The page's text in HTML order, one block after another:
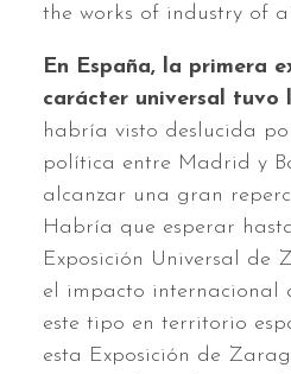
the works of industry of
En España, la primera
carácter universal tuvo
habría visto deslucida
política entre Madrid y
alcanzar una gran
Habría que esperar
Exposición Universal de
el impacto internacional
este tipo en territorio
esta Exposición de